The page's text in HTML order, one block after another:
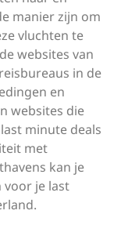
manier zijn om
vluchten te
websites van
in de
en
websites die
minute deals
met
kan je
voor je last